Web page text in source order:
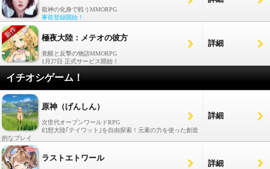
龍神の化身で戦うMMORPG
事前登録開始！
極夜大陸：メテオの彼方
覚醒と反撃の物語MMORPG
1月27日 正式サービス開始！
詳細
イチオシゲーム！
原神（げんしん）
次世代オープンワールドRPG
幻想大陸｢テイワット｣を自由探索！元素の力を使った創造
的なプレイ
詳細
ラストエトワール
詳細